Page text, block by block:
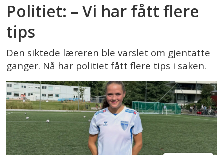
Politiet: – Vi har fått flere
tips
Den siktede læreren ble varslet om gjentatte
ganger. Nå har politiet fått flere tips i saken.